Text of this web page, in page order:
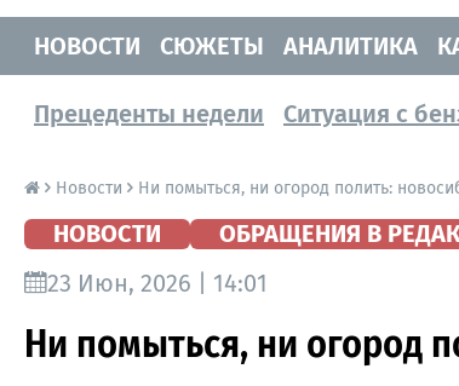
НОВОСТИ
СЮЖЕТЫ АНАЛИТИКА
Прецеденты недели Ситуация с
Новости Ни помыться, ни огород полить:
НОВОСТИ
ОБРАЩЕНИЯ В
23 Июн, 2026 | 14:01
Ни помыться, ни огород